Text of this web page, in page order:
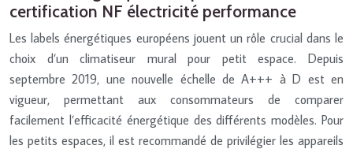
certification NF électricité performance
Les labels énergétiques européens jouent un rôle crucial dans le
choix d’un climatiseur mural pour petit espace. Depuis
septembre 2019, une nouvelle échelle de A+++ à D est en
vigueur, permettant aux consommateurs de comparer
facilement l’efficacité énergétique des différents modèles. Pour
les petits espaces, il est recommandé de privilégier les appareils